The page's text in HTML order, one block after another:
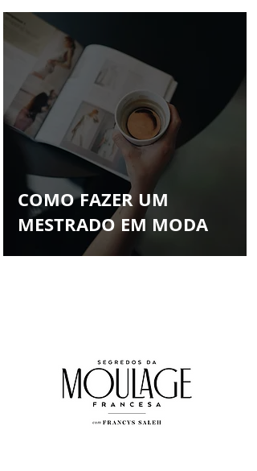
Designer de moda
-Estudantes de
-Trabalhar com
-Estudar Moda
COMO FAZER UM
MESTRADO EM MODA